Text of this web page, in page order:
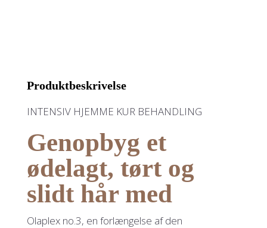
Produktbeskrivelse
INTENSIV HJEMME KUR BEHANDLING
Genopbyg et
ødelagt, tørt og
slidt hår med
Olaplex no.3, en forlængelse af den